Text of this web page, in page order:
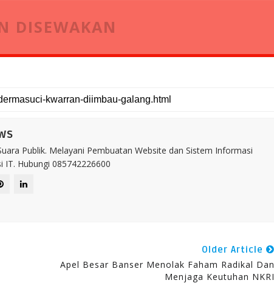
DISEWAKAN
Publik. Melayani Pembuatan Website dan Sistem Informasi
IT. Hubungi 085742226600
Older Article
Apel Besar Banser Menolak Faham Radikal Dan
Menjaga Keutuhan NKRI